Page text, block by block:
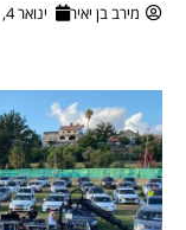
מירב בן יאיר ינואר 4, 2021